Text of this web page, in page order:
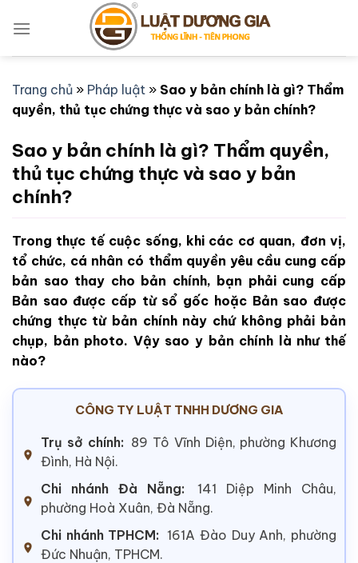
qua
Trang chủ » Pháp luật » Sao y bản chính là gì? Thẩm
quyền, thủ tục chứng thực và sao y bản chính?
Sao y bản chính là gì? Thẩm quyền,
thủ tục chứng thực và sao y bản
chính?
Trong thực tế cuộc sống, khi các cơ quan, đơn vị,
tổ chức, cá nhân có thẩm quyền yêu cầu cung cấp
bản sao thay cho bản chính, bạn phải cung cấp
Bản sao được cấp từ sổ gốc hoặc Bản sao được
chứng thực từ bản chính này chứ không phải bản
chụp, bản photo. Vậy sao y bản chính là như thế
nào?
CÔNG TY LUẬT TNHH DƯƠNG GIA
Trụ sở chính: 89 Tô Vĩnh Diện, phường Khương
Đình, Hà Nội.
Chi nhánh Đà Nẵng:
141 Diệp Minh Châu,
phường Hoà Xuân, Đà Nẵng.
Chi nhánh TPHCM: 161A Đào Duy Anh, phường
Đức Nhuận, TPHCM.